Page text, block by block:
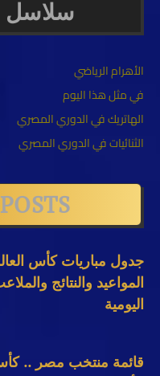
سلاسل
الأهرام الرياضي
في مثل هذا اليوم
الهاتريك في الدوري المصري
الثنائيات في الدوري المصري
المواعيد والنتائج
اليومية